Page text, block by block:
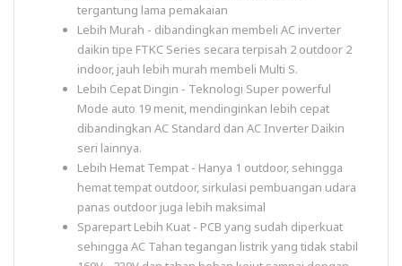
tergantung lama pemakaian
Lebih Murah - dibandingkan membeli AC inverter
daikin tipe FTKC Series secara terpisah 2 outdoor 2
indoor, jauh lebih murah membeli Multi S.
Lebih Cepat Dingin - Teknologi Super powerful
Mode auto 19 menit, mendinginkan lebih cepat
dibandingkan AC Standard dan AC Inverter Daikin
seri lainnya.
Lebih Hemat Tempat - Hanya 1 outdoor, sehingga
hemat tempat outdoor, sirkulasi pembuangan udara
panas outdoor juga lebih maksimal
Sparepart Lebih Kuat - PCB yang sudah diperkuat
sehingga AC Tahan tegangan listrik yang tidak stabil